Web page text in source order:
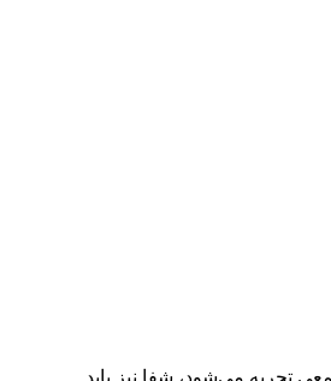
تجربه می‌شود، شفا نیز باید